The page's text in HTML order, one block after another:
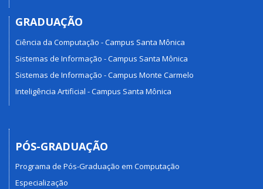
GRADUAÇÃO
Ciência da Computação - Campus Santa Mônica
Sistemas de Informação - Campus Santa Mônica
Sistemas de Informação - Campus Monte Carmelo
Inteligência Artificial - Campus Santa Mônica
PÓS-GRADUAÇÃO
Programa de Pós-Graduação em Computação
Especialização